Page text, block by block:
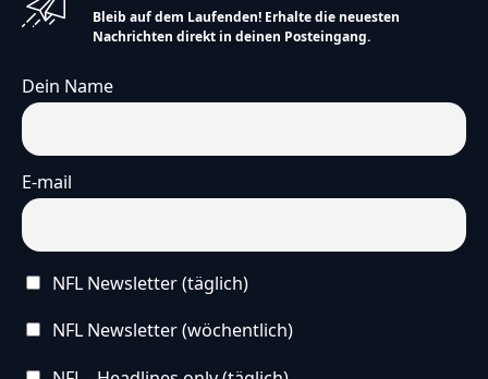
Bleib auf dem Laufenden! Erhalte die neuesten
Nachrichten direkt in deinen Posteingang.
Dein Name
E-mail
NFL Newsletter (täglich)
NFL Newsletter (wöchentlich)